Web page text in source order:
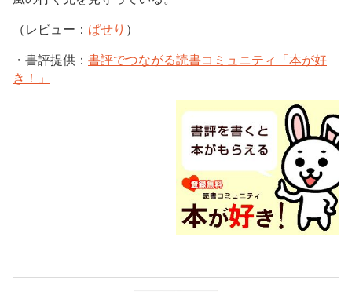
（レビュー： ぱせり ）
・書評提供： 書評でつながる読書コミュニティ「本が好
き！」